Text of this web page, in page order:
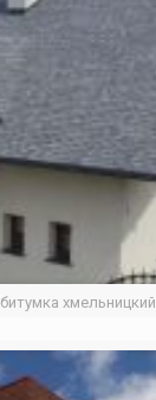
битумка хмельницкий